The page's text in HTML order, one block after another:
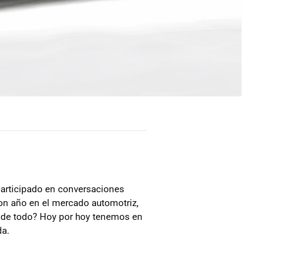
en conversaciones
año en el mercado automotriz,
todo? Hoy por hoy tenemos en